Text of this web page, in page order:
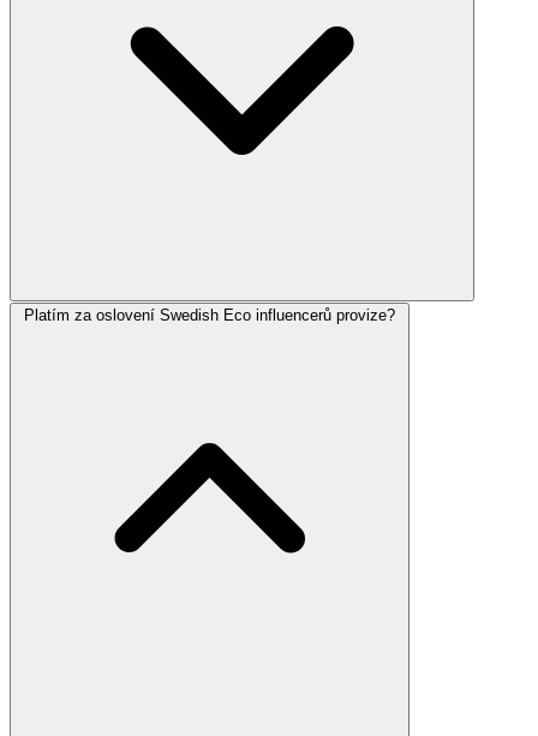
Platím za oslovení Swedish Eco influencerů provize?